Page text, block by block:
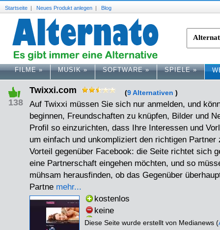
Startseite | Neues Produkt anlegen | Blog
FILME» MUSIK» SOFTWARE» SPIELE»
138
Twixxi.com (9 Alternativen )
Auf Twixxi müssen Sie sich nur anmelden, und
beginnen, Freundschaften zu knüpfen, Bilder und
Profil so einzurichten, dass Ihre Interessen und
um einfach und unkompliziert den richtigen Partner
Vorteil gegenüber Facebook: die Seite richtet sich
eine Partnerschaft eingehen möchten, und so
mühsam herausfinden, ob das Gegenüber
Partne mehr...
kostenlos
keine
Diese Seite wurde erstellt von Medianews (